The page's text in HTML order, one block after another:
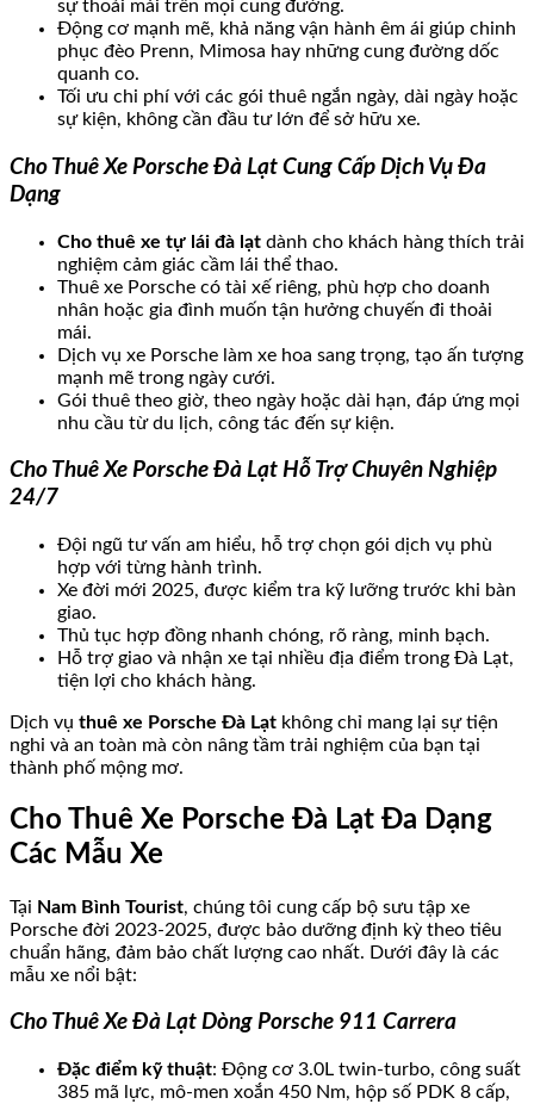
sự thoải mái trên mọi cung đường.
Động cơ mạnh mẽ, khả năng vận hành êm ái giúp chinh
phục đèo Prenn, Mimosa hay những cung đường dốc
quanh co.
Tối ưu chi phí với các gói thuê ngắn ngày, dài ngày hoặc
sự kiện, không cần đầu tư lớn để sở hữu xe.
Cho Thuê Xe Porsche Đà Lạt Cung Cấp Dịch Vụ Đa
Dạng
Cho thuê xe tự lái đà lạt dành cho khách hàng thích trải
nghiệm cảm giác cầm lái thể thao.
Thuê xe Porsche có tài xế riêng, phù hợp cho doanh
nhân hoặc gia đình muốn tận hưởng chuyến đi thoải
mái.
Dịch vụ xe Porsche làm xe hoa sang trọng, tạo ấn tượng
mạnh mẽ trong ngày cưới.
Gói thuê theo giờ, theo ngày hoặc dài hạn, đáp ứng mọi
nhu cầu từ du lịch, công tác đến sự kiện.
Cho Thuê Xe Porsche Đà Lạt Hỗ Trợ Chuyên Nghiệp
24/7
Đội ngũ tư vấn am hiểu, hỗ trợ chọn gói dịch vụ phù
hợp với từng hành trình.
Xe đời mới 2025, được kiểm tra kỹ lưỡng trước khi bàn
giao.
Thủ tục hợp đồng nhanh chóng, rõ ràng, minh bạch.
Hỗ trợ giao và nhận xe tại nhiều địa điểm trong Đà Lạt,
tiện lợi cho khách hàng.
Dịch vụ thuê xe Porsche Đà Lạt không chỉ mang lại sự tiện
nghi và an toàn mà còn nâng tầm trải nghiệm của bạn tại
thành phố mộng mơ.
Cho Thuê Xe Porsche Đà Lạt Đa Dạng
Các Mẫu Xe
Tại Nam Bình Tourist, chúng tôi cung cấp bộ sưu tập xe
Porsche đời 2023-2025, được bảo dưỡng định kỳ theo tiêu
chuẩn hãng, đảm bảo chất lượng cao nhất. Dưới đây là các
mẫu xe nổi bật:
Cho Thuê Xe Đà Lạt Dòng Porsche 911 Carrera
Đặc điểm kỹ thuật: Động cơ 3.0L twin-turbo, công suất
385 mã lực, mô-men xoắn 450 Nm, hộp số PDK 8 cấp,